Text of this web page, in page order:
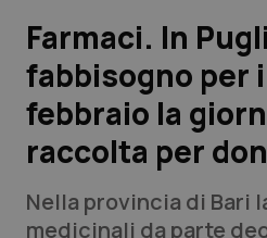
Lavoro e Professioni
Scienza e Farmaci
Studi e Analisi
Lettere al direttore
Farmaci. In
fabbisogno per i
febbraio la
raccolta per
Nella provincia di Bari
medicinali da parte